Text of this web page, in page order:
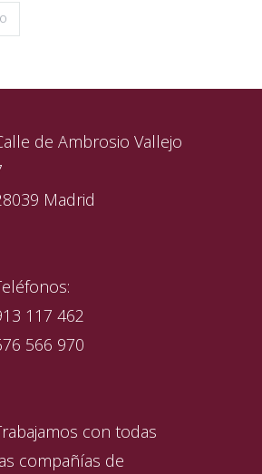
de Ambrosio Vallejo
Madrid
117 462
566 970
con todas
compañías de